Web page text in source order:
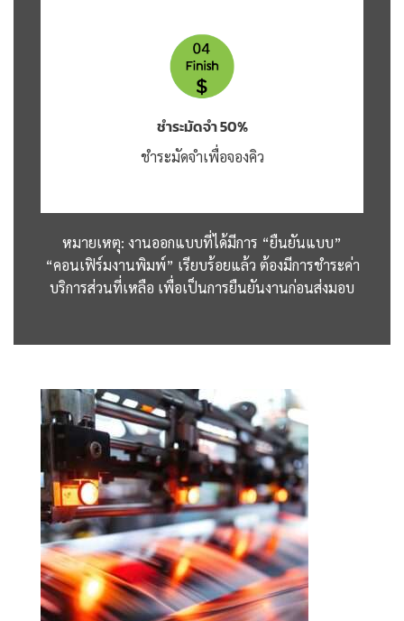
ชำระมัดจำ 50%
ชำระมัดจำเพื่อจองคิว
หมายเหตุ: งานออกแบบที่ได้มีการ “ยืนยันแบบ”
“คอนเฟิร์มงานพิมพ์” เรียบร้อยแล้ว ต้องมีการชำระค่า
บริการส่วนที่เหลือ เพื่อเป็นการยืนยันงานก่อนส่งมอบ